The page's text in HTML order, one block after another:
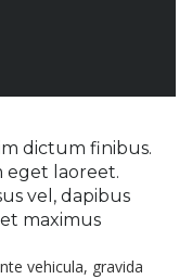
dictum finibus.
eget laoreet.
vel, dapibus
maximus
vehicula, gravida